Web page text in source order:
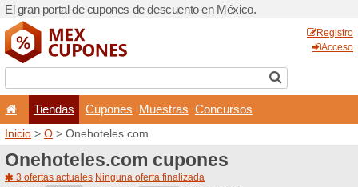
El gran portal de cupones